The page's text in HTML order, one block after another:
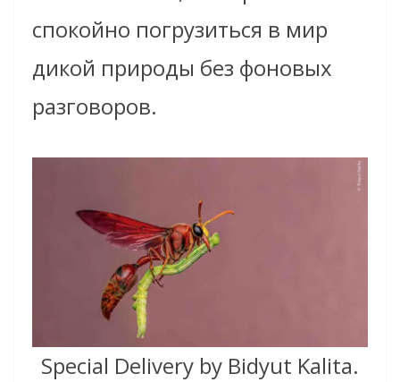
спокойно погрузиться в мир
дикой природы без фоновых
разговоров.
Special Delivery by Bidyut Kalita.